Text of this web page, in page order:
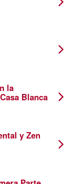
la
Blanca
y Zen